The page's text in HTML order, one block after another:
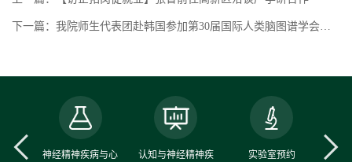
下一篇：我院师生代表团赴韩国参加第30届国际人类脑图谱学会年会
心
神经精神疾病与心
认知与神经精神疾
实验室预约